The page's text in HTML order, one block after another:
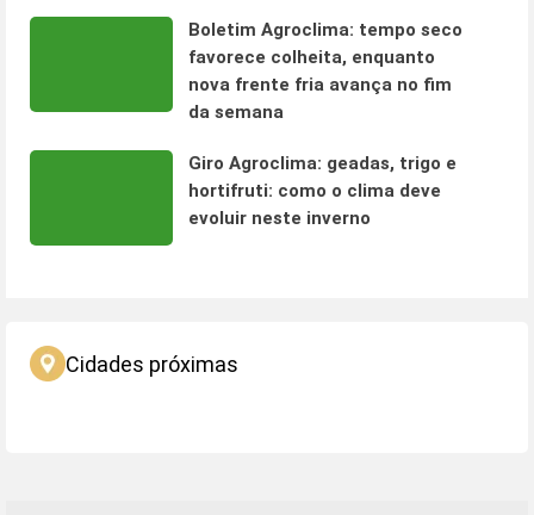
Boletim Agroclima: tempo seco
favorece colheita, enquanto
nova frente fria avança no fim
da semana
Giro Agroclima: geadas, trigo e
hortifruti: como o clima deve
evoluir neste inverno
Cidades próximas